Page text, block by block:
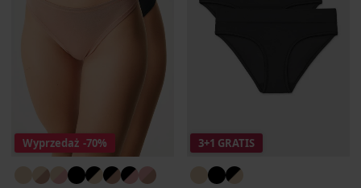
Wyprzedaż -70% 3+1 GRATIS